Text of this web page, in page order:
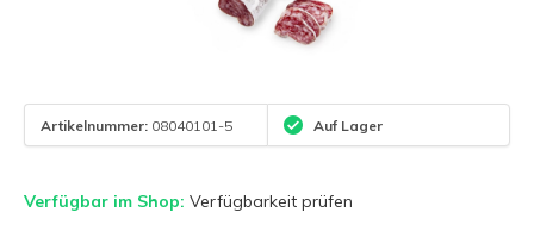
Artikelnummer: 08040101-5 Auf Lager
Verfügbar im Shop: Verfügbarkeit prüfen